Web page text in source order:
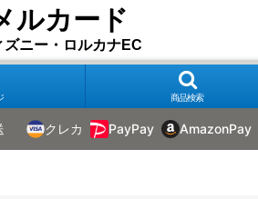
ルカード
ズニー・ロルカナEC
商品検索
クレカ PayPay AmazonPay